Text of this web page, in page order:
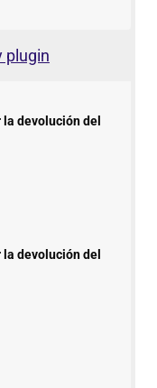
plugin
devolución del
devolución del